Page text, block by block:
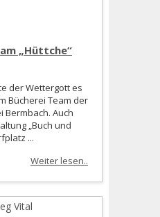
„Hüttche“
der Wettergott es
Bücherei Team der
Auch
„Buch und
...
Weiter lesen..